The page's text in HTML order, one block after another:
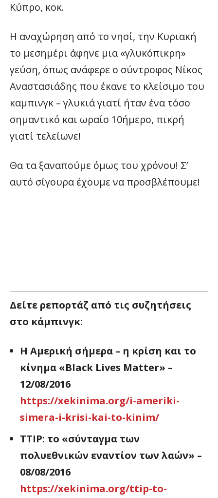
Κύπρο, κοκ.
Η αναχώρηση από το νησί, την Κυριακή
το μεσημέρι άφηνε μια «γλυκόπικρη»
γεύση, όπως ανάφερε ο σύντροφος Νίκος
Αναστασιάδης που έκανε το κλείσιμο του
καμπινγκ – γλυκιά γιατί ήταν ένα τόσο
σημαντικό και ωραίο 10ήμερο, πικρή
γιατί τελείωνε!
Θα τα ξαναπούμε όμως του χρόνου! Σ’
αυτό σίγουρα έχουμε να προσβλέπουμε!
Δείτε ρεπορτάζ από τις συζητήσεις
στο κάμπινγκ:
Η Αμερική σήμερα – η κρίση και το
κίνημα «Black Lives Matter» –
12/08/2016
https://xekinima.org/i-ameriki-
simera-i-krisi-kai-to-kinim/
TTIP: το «σύνταγμα των
πολυεθνικών εναντίον των λαών» –
08/08/2016
https://xekinima.org/ttip-to-